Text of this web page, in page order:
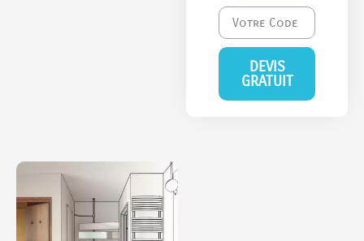
DEVIS
GRATUIT